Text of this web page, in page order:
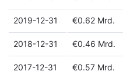
2019-12-31 €0.62 Mrd.
2018-12-31 €0.46 Mrd.
2017-12-31 €0.57 Mrd.